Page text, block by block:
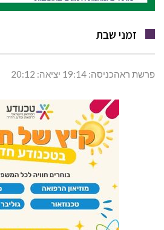
זמני שבת
פרשת ראהכניסה: 19:14 יציאה: 20:12